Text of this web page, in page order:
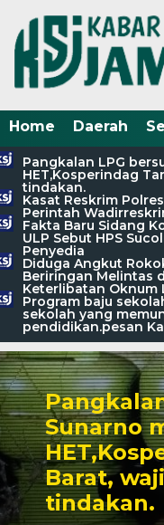
Home Daerah
Pangkalan LPG
HET,Kosperindag
tindakan.
Kasat Reskrim
Perintah
Fakta Baru Sidang
ULP Sebut HPS
Penyedia
Diduga Angkut
Beriringan Melintas
Keterlibatan Oknum
Program baju
sekolah yang
pendidikan.pesan
Sunarno
Barat,
tindakan.